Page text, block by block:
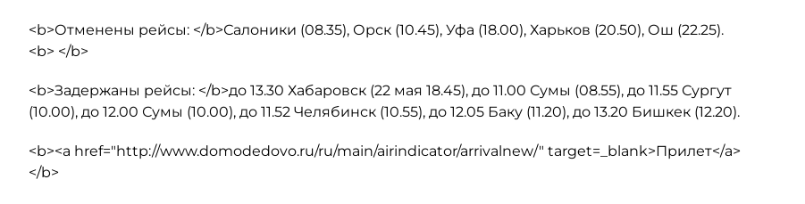
<b>Отменены рейсы: </b>Салоники (08.35), Орск (10.45), Уфа (18.00), Харьков (20.50), Ош (22.25).
<b> </b>
<b>Задержаны рейсы: </b>до 13.30 Хабаровск (22 мая 18.45), до 11.00 Сумы (08.55), до 11.55 Сургут
(10.00), до 12.00 Сумы (10.00), до 11.52 Челябинск (10.55), до 12.05 Баку (11.20), до 13.20 Бишкек (12.20).
<b><a href="http://www.domodedovo.ru/ru/main/airindicator/arrivalnew/" target=_blank>Прилет</a>
</b>